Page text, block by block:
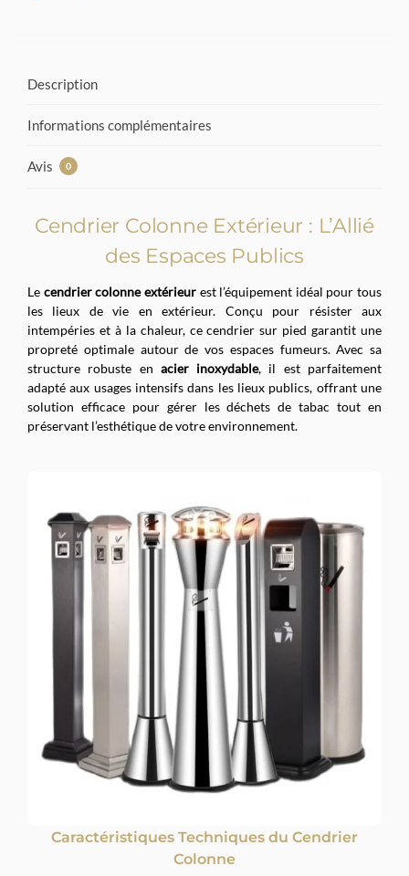
Description
Informations complémentaires
Avis 0
Cendrier Colonne Extérieur : L’Allié
des Espaces Publics
Le cendrier colonne extérieurest l’équipement idéal pour tous
les lieux de vie en extérieur. Conçu pour résister aux
intempéries et à la chaleur, ce cendrier sur pied garantit une
propreté optimale autour de vos espaces fumeurs. Avec sa
structure robuste en acier inoxydable, il est parfaitement
adapté aux usages intensifs dans les lieux publics, offrant une
solution efficace pour gérer les déchets de tabac tout en
préservant l’esthétique de votre environnement.
Caractéristiques Techniques du Cendrier
Colonne